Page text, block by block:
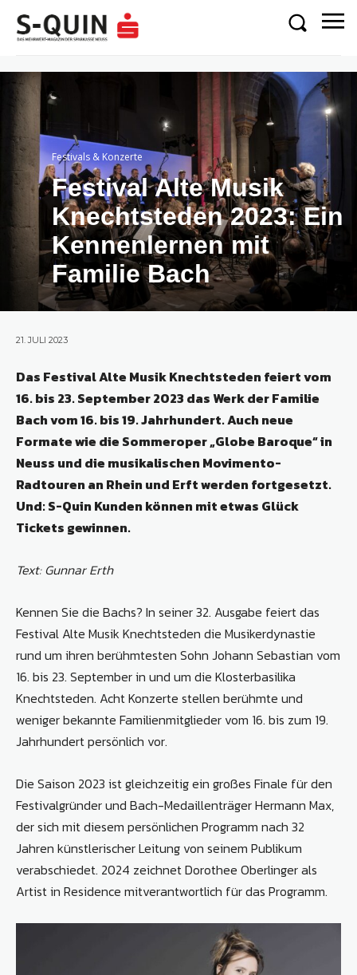
Festivals & Konzerte
Festival Alte Musik
Knechtsteden 2023: Ein
Kennenlernen mit
Familie Bach
21. JULI 2023
Das Festival Alte Musik Knechtsteden feiert vom
16. bis 23. September 2023 das Werk der Familie
Bach vom 16. bis 19. Jahrhundert. Auch neue
Formate wie die Sommeroper „Globe Baroque“ in
Neuss und die musikalischen Movimento-
Radtouren an Rhein und Erft werden fortgesetzt.
Und: S-Quin Kunden können mit etwas Glück
Tickets gewinnen.
Text: Gunnar Erth
Kennen Sie die Bachs? In seiner 32. Ausgabe feiert das
Festival Alte Musik Knechtsteden die Musikerdynastie
rund um ihren berühmtesten Sohn Johann Sebastian vom
16. bis 23. September in und um die Klosterbasilika
Knechtsteden. Acht Konzerte stellen berühmte und
weniger bekannte Familienmitglieder vom 16. bis zum 19.
Jahrhundert persönlich vor.
Die Saison 2023 ist gleichzeitig ein großes Finale für den
Festivalgründer und Bach-Medaillenträger Hermann Max,
der sich mit diesem persönlichen Programm nach 32
Jahren künstlerischer Leitung von seinem Publikum
verabschiedet. 2024 zeichnet Dorothee Oberlinger als
Artist in Residence mitverantwortlich für das Programm.